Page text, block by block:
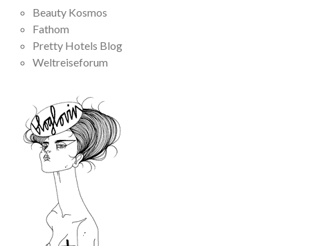
Beauty Kosmos
Fathom
Pretty Hotels Blog
Weltreiseforum